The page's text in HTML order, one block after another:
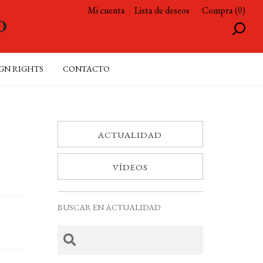
Mi cuenta Lista de deseos Compra (0)
RIGHTS CONTACTO
ACTUALIDAD
VÍDEOS
BUSCAR EN ACTUALIDAD